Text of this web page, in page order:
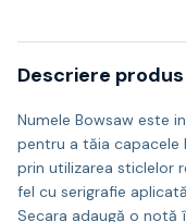
Descriere produs
Numele Bowsaw este
pentru a tăia capacele
prin utilizarea sticlelor
fel cu serigrafie
Secara adaugă o notă